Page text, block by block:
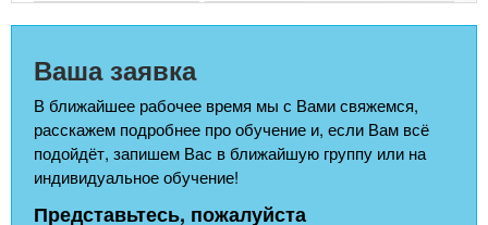
Ваша заявка
В ближайшее рабочее время мы с Вами свяжемся,
расскажем подробнее про обучение и, если Вам всё
подойдёт, запишем Вас в ближайшую группу или на
индивидуальное обучение!
Представьтесь, пожалуйста